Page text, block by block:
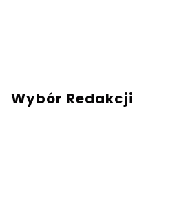
Wybór Redakcji